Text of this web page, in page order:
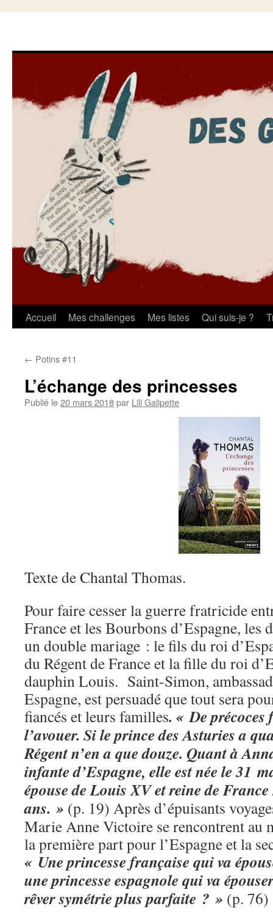
Aller
contenu
Accueil Mes challenges Mes listes Qui suis-je ?
← Potins #11
L’échange des princesses
Publié le20 mars 2018par Lili Galipette
Texte de Chantal Thomas.
Pour faire cesser la guerre fratricide
France et les Bourbons d’Espagne, les
un double mariage : le fils du roi
du Régent de France et la fille du roi
dauphin Louis. Saint-Simon,
Espagne, est persuadé que tout sera
fiancés et leurs familles. « De
l’avouer. Si le prince des Asturies a
Régent n’en a que douze. Quant à
infante d’Espagne, elle est née le 31
épouse de Louis XV et reine de
ans. » (p. 19) Après d’épuisants
Marie Anne Victoire se rencontrent au
la première part pour l’Espagne et la
« Une princesse française qui va
une princesse espagnole qui va
rêver symétrie plus parfaite ? » (p. 76)